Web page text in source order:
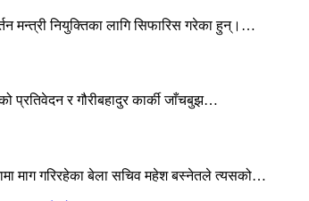
मन्त्री नियुक्तिका लागि सिफारिस गरेका हुन्।…
प्रतिवेदन र गौरीबहादुर कार्की जाँचबुझ…
माग गरिरहेका बेला सचिव महेश बस्नेतले त्यसको…